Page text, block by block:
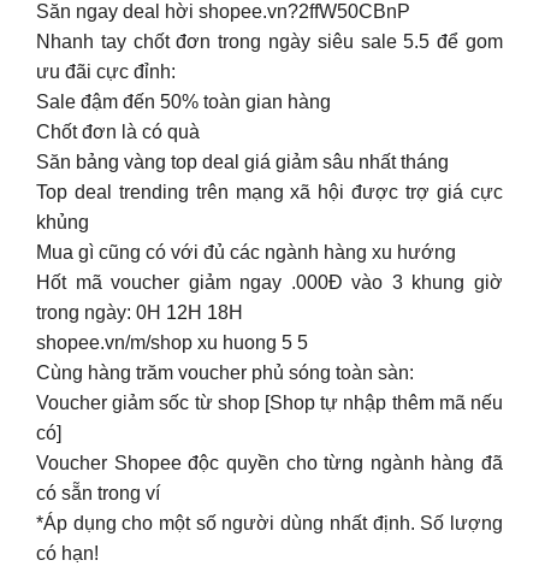
Săn ngay deal hời shopee.vn?2ffW50CBnP
Nhanh tay chốt đơn trong ngày siêu sale 5.5 để gom
ưu đãi cực đỉnh:
Sale đậm đến 50% toàn gian hàng
Chốt đơn là có quà
Săn bảng vàng top deal giá giảm sâu nhất tháng
Top deal trending trên mạng xã hội được trợ giá cực
khủng
Mua gì cũng có với đủ các ngành hàng xu hướng
Hốt mã voucher giảm ngay .000Đ vào 3 khung giờ
trong ngày: 0H 12H 18H
shopee.vn/m/shop xu huong 5 5
Cùng hàng trăm voucher phủ sóng toàn sàn:
Voucher giảm sốc từ shop [Shop tự nhập thêm mã nếu
có]
Voucher Shopee độc quyền cho từng ngành hàng đã
có sẵn trong ví
*Áp dụng cho một số người dùng nhất định. Số lượng
có hạn!